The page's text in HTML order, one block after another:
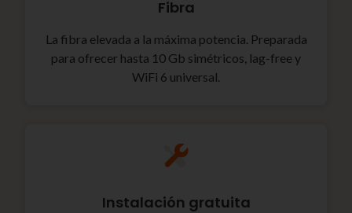
Fibra
La fibra elevada a la máxima potencia. Preparada
para ofrecer hasta 10 Gb simétricos, lag-free y
WiFi 6 universal.
Instalación gratuita